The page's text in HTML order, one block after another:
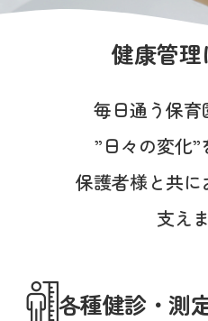
お仕事をお探しの方
よくあるご質問
プライバシーポリシー
健康管
毎日通う保育
”日々の変化”
保護者様と共
支え
各種健診・測